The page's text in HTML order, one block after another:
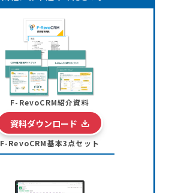
F-RevoCRM紹介資料
資料ダウンロード
F-RevoCRM基本3点セット